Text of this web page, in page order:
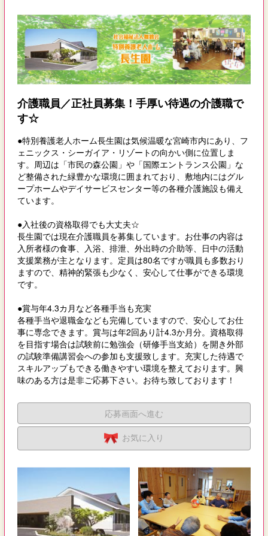
介護職員／正社員募集！手厚い待遇の介護職で
す☆
●特別養護老人ホーム長生園は気候温暖な宮崎市内にあり、フ
ェニックス・シーガイア・リゾートの向かい側に位置しま
す。周辺は「市民の森公園」や「国際エントランス公園」な
ど整備された緑豊かな環境に囲まれており、敷地内にはグル
ープホームやデイサービスセンター等の各種介護施設も備え
ています。
●入社後の資格取得でも大丈夫☆
長生園では現在介護職員を募集しています。お仕事の内容は
入所者様の食事、入浴、排泄、外出時の介助等、日中の活動
支援業務が主となります。定員は80名ですが職員も多数おり
ますので、精神的緊張も少なく、安心して仕事ができる環境
です。
●賞与年4.3カ月など各種手当も充実
各種手当や退職金なども完備していますので、安心してお仕
事に専念できます。賞与は年2回あり計4.3か月分。資格取得
を目指す場合は試験前に勉強会（研修手当支給）を開き外部
の試験準備講習会への参加も支援致します。充実した待遇で
スキルアップもできる働きやすい環境を整えております。興
味のある方は是非ご応募下さい。お待ち致しております！
応募画面へ進む
お気に入り